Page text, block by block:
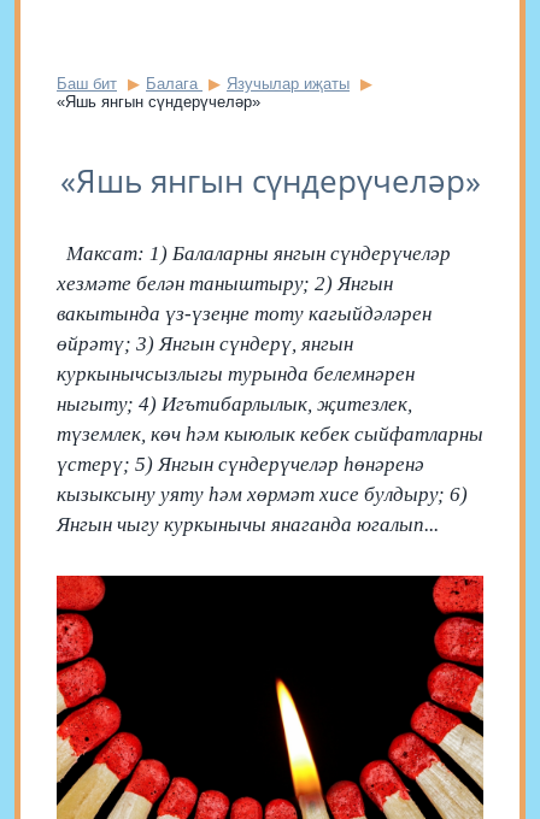
Баш бит Балага
Язучылар иҗаты
«Яшь янгын сүндерүчеләр»
«Яшь янгын сүндерүчеләр»
Максат: 1) Балаларны янгын сүндерүчеләр
хезмәте белән таныштыру; 2) Янгын
вакытында үз-үзеңне тоту кагыйдәләрен
өйрәтү; 3) Янгын сүндерү, янгын
куркынычсызлыгы турында белемнәрен
ныгыту; 4) Игътибарлылык, җитезлек,
түземлек, көч һәм кыюлык кебек сыйфатларны
үстерү; 5) Янгын сүндерүчеләр һөнәренә
кызыксыну уяту һәм хөрмәт хисе булдыру; 6)
Янгын чыгу куркынычы янаганда югалып...